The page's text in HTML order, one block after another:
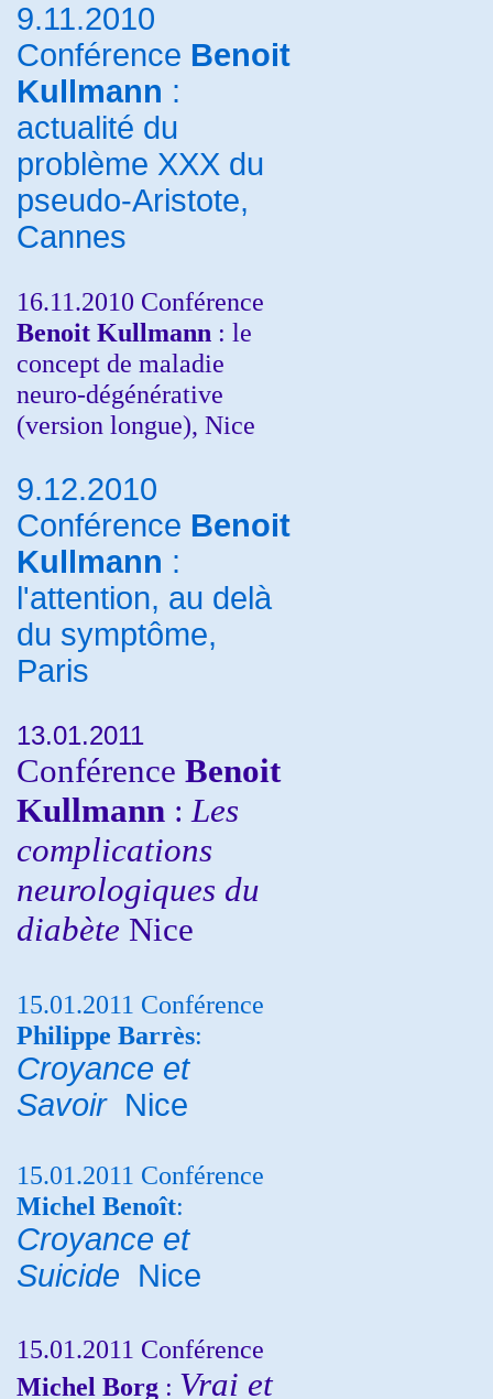
9.11.2010
Conférence Benoit
Kullmann :
actualité du
problème XXX du
pseudo-Aristote,
Cannes
16.11.2010 Conférence
Benoit Kullmann : le
concept de maladie
neuro-dégénérative
(version longue), Nice
9.12.2010
Conférence Benoit
Kullmann :
l'attention, au delà
du symptôme,
Paris
13.01.2011
Conférence Benoit
Kullmann : Les
complications
neurologiques du
diabète Nice
15.01.2011 Conférence
Philippe Barrès:
Croyance et
Savoir Nice
15.01.2011 Conférence
Michel Benoît:
Croyance et
Suicide Nice
15.01.2011 Conférence
Michel Borg : Vrai et